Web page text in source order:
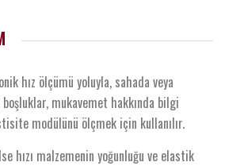
hız ölçümü yoluyla, sahada veya
mukavemet hakkında bilgi
modülünü ölçmek için kullanılır.
hızı malzemenin yoğunluğu ve elastik